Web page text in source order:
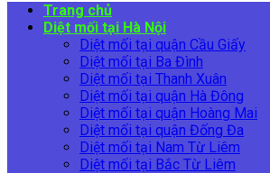
Trang chủ
Diệt mối tại Hà Nội
Diệt mối tại quận Cầu Giấy
Diệt mối tại Ba Đình
Diệt mối tại Thanh Xuân
Diệt mối tại quận Hà Đông
Diệt mối tại quận Hoàng Mai
Diệt mối tại quận Đống Đa
Diệt mối tại Nam Từ Liêm
Diệt mối tại Bắc Từ Liêm